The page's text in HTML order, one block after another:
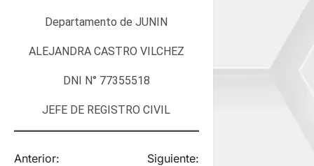
Departamento de JUNIN
ALEJANDRA CASTRO VILCHEZ
DNI N° 77355518
JEFE DE REGISTRO CIVIL
Anterior:
Siguiente: